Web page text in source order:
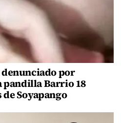
por
Barrio 18
Soyapango